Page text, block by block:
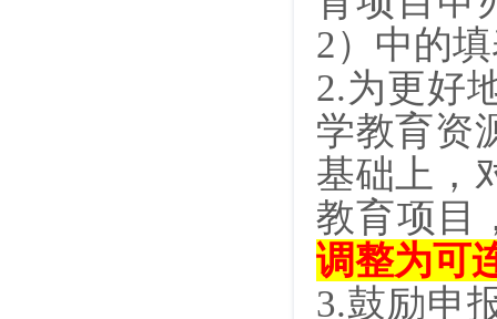
2）中的
2.为更好
学教育资
基础上，
教育项目
调整为可
3.鼓励申